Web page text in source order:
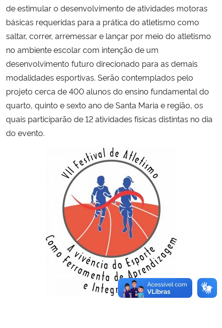
Advocacia-Geral da União
Banco Central do Brasil
Planalto
de estimular o desenvolvimento de atividades motoras
básicas requeridas para a prática do atletismo como
saltar, correr, arremessar e lançar por meio do atletismo
no ambiente escolar com intenção de um
desenvolvimento futuro direcionado para as demais
modalidades esportivas. Serão contemplados pelo
projeto cerca de 400 alunos do ensino fundamental do
quarto, quinto e sexto ano de Santa Maria e região, os
quais participarão de 12 atividades físicas distintas no dia
do evento.